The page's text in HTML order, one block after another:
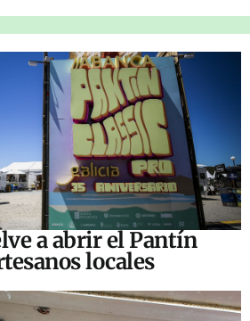
a abrir el Pantín
locales